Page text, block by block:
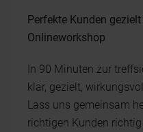
Perfekte Kunden
Onlineworkshop
In 90 Minuten zur
klar, gezielt,
Lass uns gemeinsam
richtigen Kunden